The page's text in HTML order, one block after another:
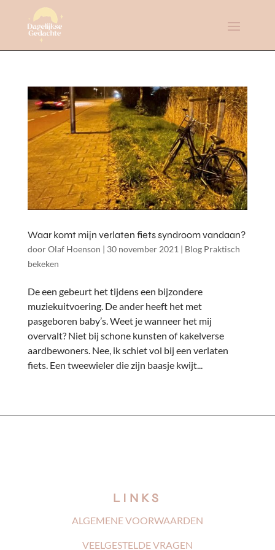
Waar komt mijn verlaten fiets syndroom vandaan?
doorOlaf Hoenson | 30 november 2021 | Blog Praktisch
bekeken
De een gebeurt het tijdens een bijzondere
muziekuitvoering. De ander heeft het met
pasgeboren baby’s. Weet je wanneer het mij
overvalt? Niet bij schone kunsten of kakelverse
aardbewoners. Nee, ik schiet vol bij een verlaten
fiets. Een tweewieler die zijn baasje kwijt...
LINKS
ALGEMENE VOORWAARDEN
VEELGESTELDE VRAGEN